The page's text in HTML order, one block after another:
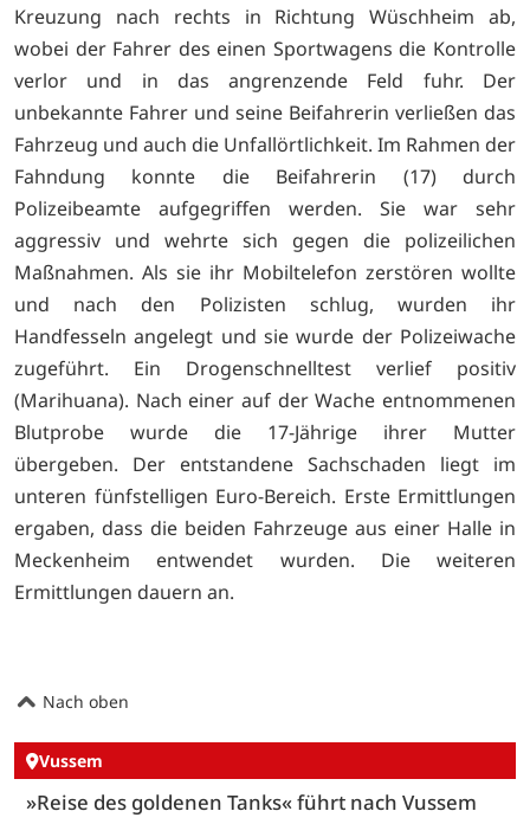
Kreuzung nach rechts in Richtung Wüschheim ab,
wobei der Fahrer des einen Sportwagens die Kontrolle
verlor und in das angrenzende Feld fuhr. Der
unbekannte Fahrer und seine Beifahrerin verließen das
Fahrzeug und auch die Unfallörtlichkeit. Im Rahmen der
Fahndung konnte die Beifahrerin (17) durch
Polizeibeamte aufgegriffen werden. Sie war sehr
aggressiv und wehrte sich gegen die polizeilichen
Maßnahmen. Als sie ihr Mobiltelefon zerstören wollte
und nach den Polizisten schlug, wurden ihr
Handfesseln angelegt und sie wurde der Polizeiwache
zugeführt. Ein Drogenschnelltest verlief positiv
(Marihuana). Nach einer auf der Wache entnommenen
Blutprobe wurde die 17-Jährige ihrer Mutter
übergeben. Der entstandene Sachschaden liegt im
unteren fünfstelligen Euro-Bereich. Erste Ermittlungen
ergaben, dass die beiden Fahrzeuge aus einer Halle in
Meckenheim entwendet wurden. Die weiteren
Ermittlungen dauern an.
Nach oben
Vussem
»Reise des goldenen Tanks« führt nach Vussem